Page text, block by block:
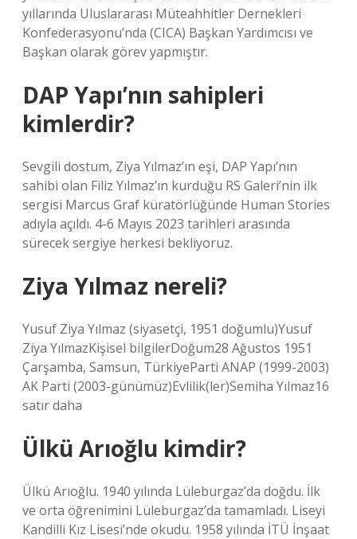
yıllarında Uluslararası Müteahhitler Dernekleri
Konfederasyonu’nda (CICA) Başkan Yardımcısı ve
Başkan olarak görev yapmıştır.
DAP Yapı’nın sahipleri
kimlerdir?
Sevgili dostum, Ziya Yılmaz’ın eşi, DAP Yapı’nın
sahibi olan Filiz Yılmaz’ın kurduğu RS Galeri’nin ilk
sergisi Marcus Graf küratörlüğünde Human Stories
adıyla açıldı. 4-6 Mayıs 2023 tarihleri ​​arasında
sürecek sergiye herkesi bekliyoruz.
Ziya Yılmaz nereli?
Yusuf Ziya Yılmaz (siyasetçi, 1951 doğumlu)Yusuf
Ziya YılmazKişisel bilgilerDoğum28 Ağustos 1951
Çarşamba, Samsun, TürkiyeParti ANAP (1999-2003)
AK Parti (2003-günümüz)Evlilik(ler)Semiha Yılmaz16
satır daha
Ülkü Arıoğlu kimdir?
Ülkü Arıoğlu. 1940 yılında Lüleburgaz’da doğdu. İlk
ve orta öğrenimini Lüleburgaz’da tamamladı. Liseyi
Kandilli Kız Lisesi’nde okudu. 1958 yılında İTÜ İnşaat